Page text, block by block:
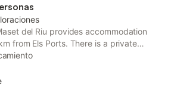
del Riu provides accommodation
from Els Ports. There is a private
for the convenience of those who